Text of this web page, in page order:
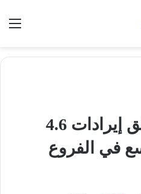
أمان القابضة تحقق إيرادات 4.6
في الفروع